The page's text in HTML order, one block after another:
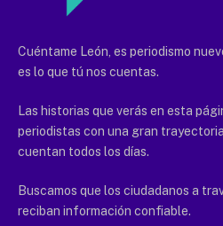
Cuéntame León, es periodismo
es lo que tú nos cuentas.
Las historias que verás en esta
periodistas con una gran
cuentan todos los días.
Buscamos que los ciudadanos a
reciban información confiable.